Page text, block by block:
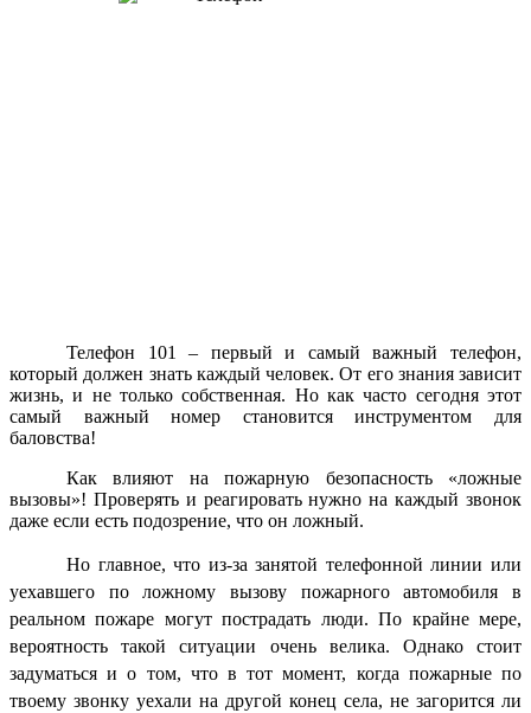
Телефон 101 – первый и самый важный телефон,
который должен знать каждый человек. От его знания зависит
жизнь, и не только собственная. Но как часто сегодня этот
самый важный номер становится инструментом для
баловства!
Как влияют на пожарную безопасность «ложные
вызовы»! Проверять и реагировать нужно на каждый звонок
даже если есть подозрение, что он ложный.
Но главное, что из-за занятой телефонной линии или
уехавшего по ложному вызову пожарного автомобиля в
реальном пожаре могут пострадать люди. По крайне мере,
вероятность такой ситуации очень велика. Однако стоит
задуматься и о том, что в тот момент, когда пожарные по
твоему звонку уехали на другой конец села, не загорится ли